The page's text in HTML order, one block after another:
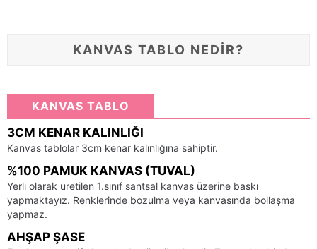
KANVAS TABLO NEDİR?
KANVAS TABLO
3CM KENAR KALINLIĞI
Kanvas tablolar 3cm kenar kalınlığına sahiptir.
%100 PAMUK KANVAS (TUVAL)
Yerli olarak üretilen 1.sınıf santsal kanvas üzerine baskı
yapmaktayız. Renklerinde bozulma veya kanvasında bollaşma
yapmaz.
AHŞAP ŞASE